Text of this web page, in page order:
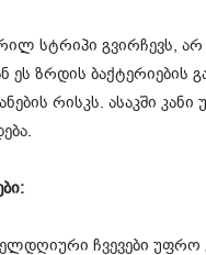
სტრიპი გვირჩევს, არ
ეს ზრდის ბაქტერიების
რისკს. ასაკში
ჩვევები უფრო